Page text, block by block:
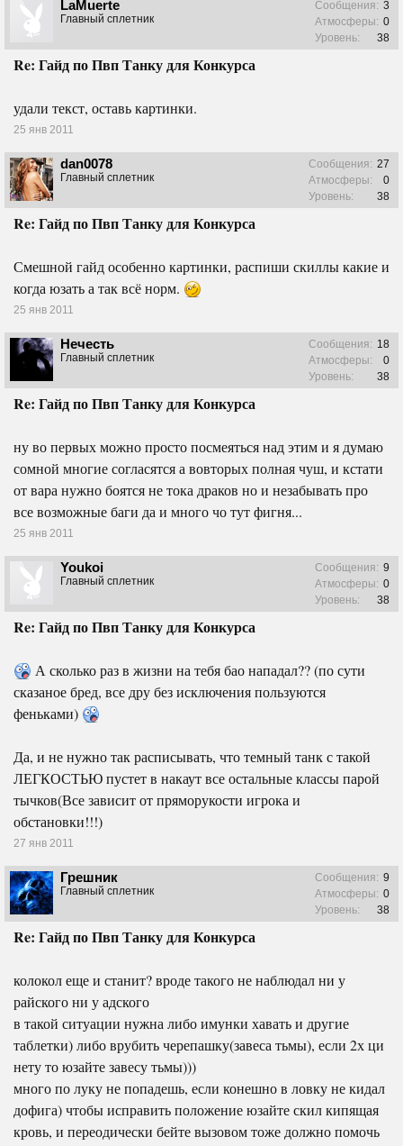
LaMuerte
Главный сплетник
Сообщения: 3
Атмосферы: 0
Уровень:
38
Re: Гайд по Пвп Танку для Конкурса
удали текст, оставь картинки.
25 янв 2011
dan0078
Главный сплетник
Сообщения: 27
Атмосферы:
0
Уровень:
38
Re: Гайд по Пвп Танку для Конкурса
Смешной гайд особенно картинки, распиши скиллы какие и
когда юзать а так всё норм.
25 янв 2011
Нечесть
Главный сплетник
Сообщения: 18
Атмосферы:
0
Уровень:
38
Re: Гайд по Пвп Танку для Конкурса
ну во первых можно просто посмеяться над этим и я думаю
сомной многие согласятся а вовторых полная чуш, и кстати
от вара нужно боятся не тока драков но и незабывать про
все возможные баги да и много чо тут фигня...
25 янв 2011
Youkoi
Главный сплетник
Сообщения: 9
Атмосферы: 0
Уровень:
38
Re: Гайд по Пвп Танку для Конкурса
А сколько раз в жизни на тебя бао нападал?? (по сути
сказаное бред, все дру без исключения пользуются
феньками)
Да, и не нужно так расписывать, что темный танк с такой
ЛЕГКОСТЬЮ пустет в накаут все остальные классы парой
тычков(Все зависит от пряморукости игрока и
обстановки!!!)
27 янв 2011
Грешник
Главный сплетник
Сообщения: 9
Атмосферы: 0
Уровень:
38
Re: Гайд по Пвп Танку для Конкурса
колокол еще и станит? вроде такого не наблюдал ни у
райского ни у адского
в такой ситуации нужна либо имунки хавать и другие
таблетки) либо врубить черепашку(завеса тьмы), если 2х ци
нету то юзайте завесу тьмы)))
много по луку не попадешь, если конешно в ловку не кидал
дофига) чтобы исправить положение юзайте скил кипящая
кровь, и переодически бейте вызовом тоже должно помочь